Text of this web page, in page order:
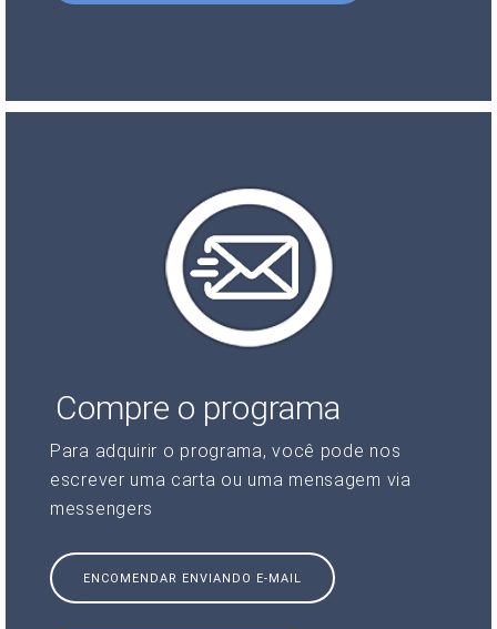
Compre o programa
Para adquirir o programa, você pode nos
escrever uma carta ou uma mensagem via
messengers
ENCOMENDAR ENVIANDO E-MAIL